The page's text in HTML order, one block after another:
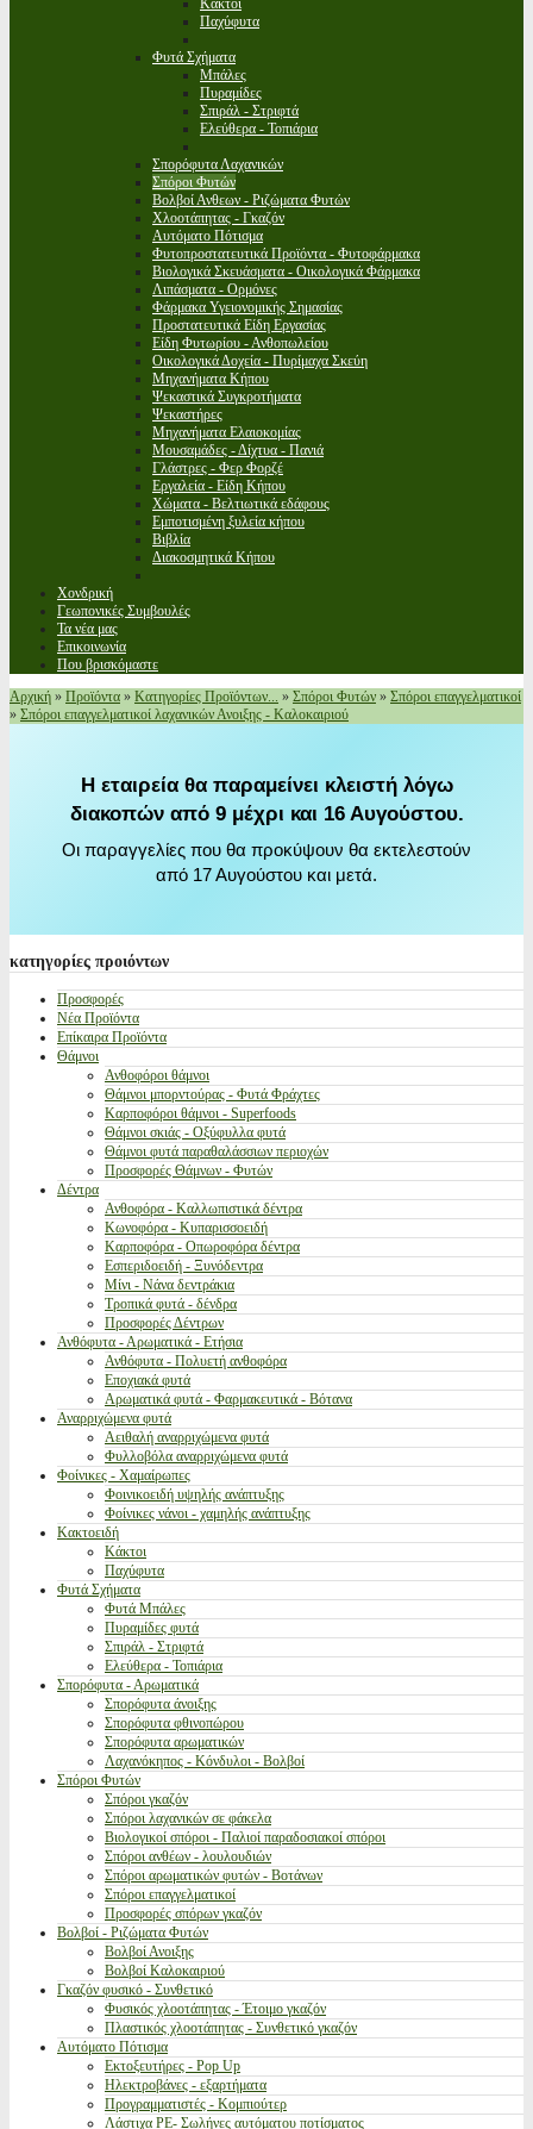
Κάκτοι
Παχύφυτα
Φυτά Σχήματα
Μπάλες
Πυραμίδες
Σπιράλ - Στριφτά
Ελεύθερα - Τοπιάρια
Σπορόφυτα Λαχανικών
Σπόροι Φυτών
Βολβοί Ανθεων - Ριζώματα Φυτών
Χλοοτάπητας - Γκαζόν
Αυτόματο Πότισμα
Φυτοπροστατευτικά Προϊόντα - Φυτοφάρμακα
Βιολογικά Σκευάσματα - Οικολογικά Φάρμακα
Λιπάσματα - Ορμόνες
Φάρμακα Υγειονομικής Σημασίας
Προστατευτικά Είδη Εργασίας
Είδη Φυτωρίου - Ανθοπωλείου
Οικολογικά Δοχεία - Πυρίμαχα Σκεύη
Μηχανήματα Κήπου
Ψεκαστικά Συγκροτήματα
Ψεκαστήρες
Μηχανήματα Ελαιοκομίας
Μουσαμάδες - Δίχτυα - Πανιά
Γλάστρες - Φερ Φορζέ
Εργαλεία - Είδη Κήπου
Χώματα - Βελτιωτικά εδάφους
Εμποτισμένη ξυλεία κήπου
Βιβλία
Διακοσμητικά Κήπου
Χονδρική
Γεωπονικές Συμβουλές
Τα νέα μας
Επικοινωνία
Που βρισκόμαστε
Αρχική » Προϊόντα » Κατηγορίες Προϊόντων... » Σπόροι Φυτών » Σπόροι επαγγελματικοί
» Σπόροι επαγγελματικοί λαχανικών Ανοιξης - Καλοκαιριού
Η εταιρεία θα παραμείνει κλειστή λόγω
διακοπών από 9 μέχρι και 16 Αυγούστου.
Οι παραγγελίες που θα προκύψουν θα εκτελεστούν
από 17 Αυγούστου και μετά.
κατηγορίες προιόντων
Προσφορές
Νέα Προϊόντα
Επίκαιρα Προϊόντα
Θάμνοι
Ανθοφόροι θάμνοι
Θάμνοι μπορντούρας - Φυτά Φράχτες
Καρποφόροι θάμνοι - Superfoods
Θάμνοι σκιάς - Οξύφυλλα φυτά
Θάμνοι φυτά παραθαλάσσιων περιοχών
Προσφορές Θάμνων - Φυτών
Δέντρα
Ανθοφόρα - Καλλωπιστικά δέντρα
Κωνοφόρα - Κυπαρισσοειδή
Καρποφόρα - Οπωροφόρα δέντρα
Εσπεριδοειδή - Ξυνόδεντρα
Μίνι - Νάνα δεντράκια
Τροπικά φυτά - δένδρα
Προσφορές Δέντρων
Ανθόφυτα - Αρωματικά - Ετήσια
Ανθόφυτα - Πολυετή ανθοφόρα
Εποχιακά φυτά
Αρωματικά φυτά - Φαρμακευτικά - Βότανα
Αναρριχώμενα φυτά
Αειθαλή αναρριχώμενα φυτά
Φυλλοβόλα αναρριχώμενα φυτά
Φοίνικες - Χαμαίρωπες
Φοινικοειδή υψηλής ανάπτυξης
Φοίνικες νάνοι - χαμηλής ανάπτυξης
Κακτοειδή
Κάκτοι
Παχύφυτα
Φυτά Σχήματα
Φυτά Μπάλες
Πυραμίδες φυτά
Σπιράλ - Στριφτά
Ελεύθερα - Τοπιάρια
Σπορόφυτα - Αρωματικά
Σπορόφυτα άνοιξης
Σπορόφυτα φθινοπώρου
Σπορόφυτα αρωματικών
Λαχανόκηπος - Κόνδυλοι - Βολβοί
Σπόροι Φυτών
Σπόροι γκαζόν
Σπόροι λαχανικών σε φάκελα
Βιολογικοί σπόροι - Παλιοί παραδοσιακοί σπόροι
Σπόροι ανθέων - λουλουδιών
Σπόροι αρωματικών φυτών - Βοτάνων
Σπόροι επαγγελματικοί
Προσφορές σπόρων γκαζόν
Βολβοί - Ριζώματα Φυτών
Βολβοί Ανοιξης
Βολβοί Καλοκαιριού
Γκαζόν φυσικό - Συνθετικό
Φυσικός χλοοτάπητας - Έτοιμο γκαζόν
Πλαστικός χλοοτάπητας - Συνθετικό γκαζόν
Αυτόματο Πότισμα
Εκτοξευτήρες - Pop Up
Ηλεκτροβάνες - εξαρτήματα
Προγραμματιστές - Κομπιούτερ
Λάστιχα PE- Σωλήνες αυτόματου ποτίσματος